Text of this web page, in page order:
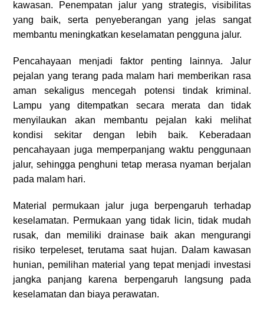
kawasan. Penempatan jalur yang strategis, visibilitas
yang baik, serta penyeberangan yang jelas sangat
membantu meningkatkan keselamatan pengguna jalur.
Pencahayaan menjadi faktor penting lainnya. Jalur
pejalan yang terang pada malam hari memberikan rasa
aman sekaligus mencegah potensi tindak kriminal.
Lampu yang ditempatkan secara merata dan tidak
menyilaukan akan membantu pejalan kaki melihat
kondisi sekitar dengan lebih baik. Keberadaan
pencahayaan juga memperpanjang waktu penggunaan
jalur, sehingga penghuni tetap merasa nyaman berjalan
pada malam hari.
Material permukaan jalur juga berpengaruh terhadap
keselamatan. Permukaan yang tidak licin, tidak mudah
rusak, dan memiliki drainase baik akan mengurangi
risiko terpeleset, terutama saat hujan. Dalam kawasan
hunian, pemilihan material yang tepat menjadi investasi
jangka panjang karena berpengaruh langsung pada
keselamatan dan biaya perawatan.